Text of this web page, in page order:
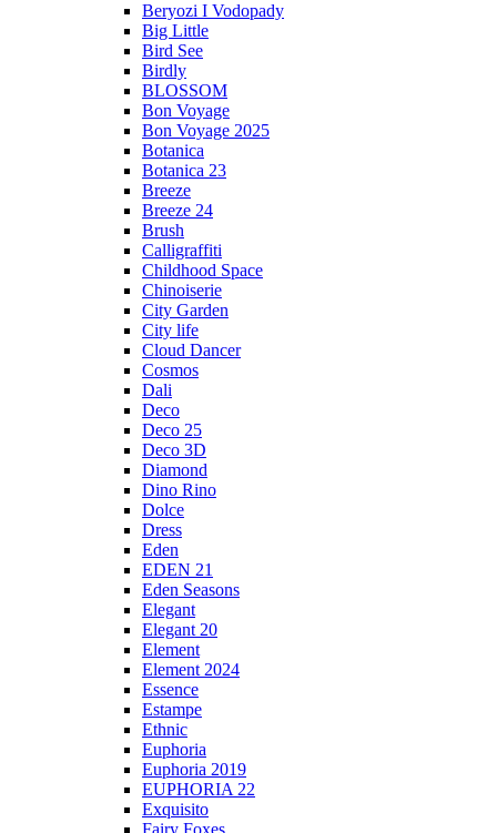
Beryozi I Vodopady
Big Little
Bird See
Birdly
BLOSSOM
Bon Voyage
Bon Voyage 2025
Botanica
Botanica 23
Breeze
Breeze 24
Brush
Calligraffiti
Childhood Space
Chinoiserie
City Garden
City life
Cloud Dancer
Cosmos
Dali
Deco
Deco 25
Deco 3D
Diamond
Dino Rino
Dolce
Dress
Eden
EDEN 21
Eden Seasons
Elegant
Elegant 20
Element
Element 2024
Essence
Estampe
Ethnic
Euphoria
Euphoria 2019
EUPHORIA 22
Exquisito
Fairy Foxes